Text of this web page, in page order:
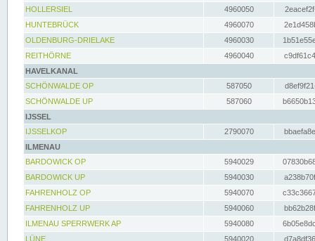
HOLLERSIEL
4960050
HUNTEBRÜCK
4960070
OLDENBURG-DRIELAKE
4960030
REITHÖRNE
4960040
HAVELKANAL
SCHÖNWALDE OP
587050
SCHÖNWALDE UP
587060
IJSSEL
IJSSELKOP
2790070
ILMENAU
BARDOWICK OP
5940029
BARDOWICK UP
5940030
FAHRENHOLZ OP
5940070
FAHRENHOLZ UP
5940060
ILMENAU SPERRWERK AP
5940080
LÜNE
5940020